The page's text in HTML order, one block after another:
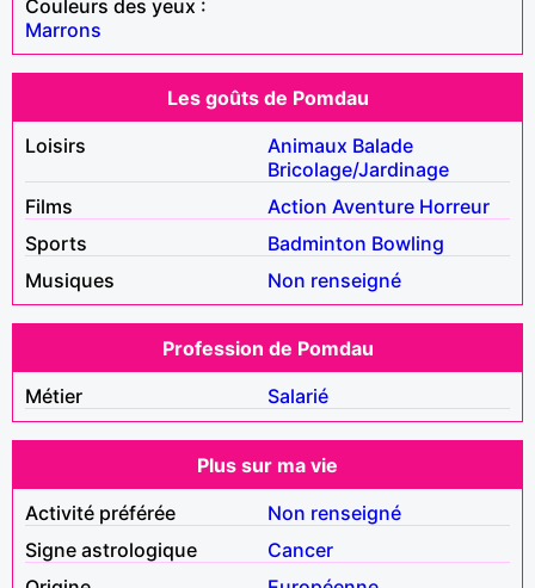
Couleurs des yeux :
Marrons
Les goûts de Pomdau
Loisirs
Animaux Balade
Bricolage/Jardinage
Films
Action Aventure Horreur
Sports
Badminton Bowling
Musiques
Non renseigné
Profession de Pomdau
Métier
Salarié
Plus sur ma vie
Activité préférée
Non renseigné
Signe astrologique
Cancer